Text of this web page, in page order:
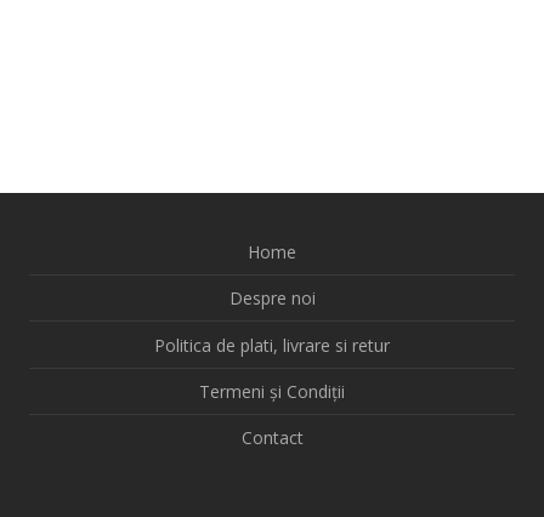
Home
Despre noi
Politica de plati, livrare si retur
Termeni și Condiții
Contact